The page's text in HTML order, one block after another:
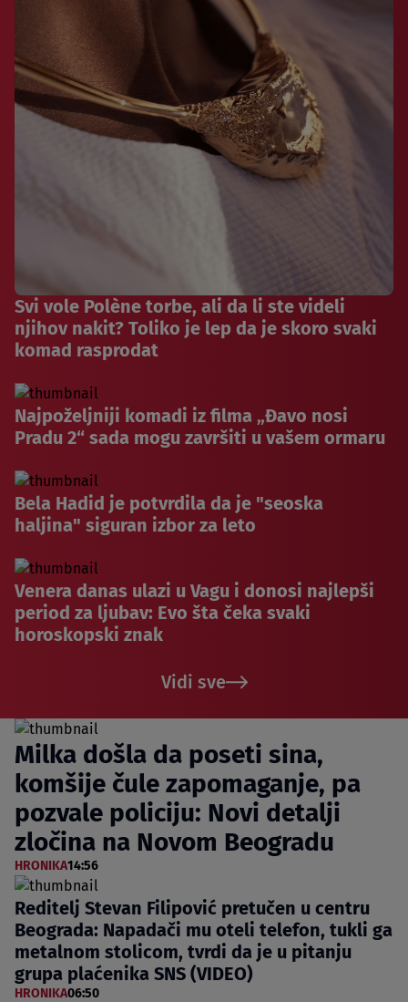
Svi vole Polène torbe, ali da li ste videli
njihov nakit? Toliko je lep da je skoro svaki
komad rasprodat
Najpoželjniji komadi iz filma „Đavo nosi
Pradu 2“ sada mogu završiti u vašem ormaru
Bela Hadid je potvrdila da je "seoska
haljina" siguran izbor za leto
Venera danas ulazi u Vagu i donosi najlepši
period za ljubav: Evo šta čeka svaki
horoskopski znak
Vidi sve
Milka došla da poseti sina,
komšije čule zapomaganje, pa
pozvale policiju: Novi detalji
zločina na Novom Beogradu
HRONIKA14:56
Reditelj Stevan Filipović pretučen u centru
Beograda: Napadači mu oteli telefon, tukli ga
metalnom stolicom, tvrdi da je u pitanju
grupa plaćenika SNS (VIDEO)
HRONIKA06:50